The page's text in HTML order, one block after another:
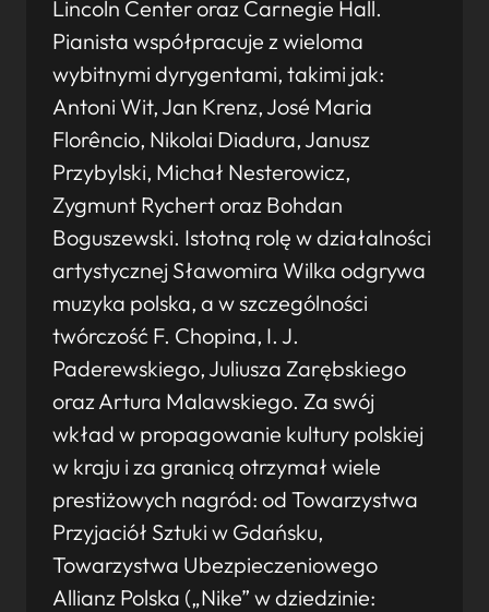
Lincoln Center oraz Carnegie Hall.
Pianista współpracuje z wieloma
wybitnymi dyrygentami, takimi jak:
Antoni Wit, Jan Krenz, José Maria
Florêncio, Nikolai Diadura, Janusz
Przybylski, Michał Nesterowicz,
Zygmunt Rychert oraz Bohdan
Boguszewski. Istotną rolę w działalności
artystycznej Sławomira Wilka odgrywa
muzyka polska, a w szczególności
twórczość F. Chopina, I. J.
Paderewskiego, Juliusza Zarębskiego
oraz Artura Malawskiego. Za swój
wkład w propagowanie kultury polskiej
w kraju i za granicą otrzymał wiele
prestiżowych nagród: od Towarzystwa
Przyjaciół Sztuki w Gdańsku,
Towarzystwa Ubezpieczeniowego
Allianz Polska („Nike” w dziedzinie: